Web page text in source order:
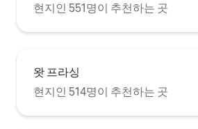
현지인 551명이 추천하는 곳
왓 프라싱
현지인 514명이 추천하는 곳